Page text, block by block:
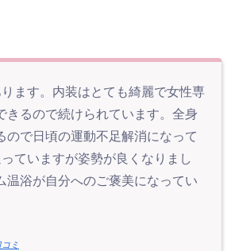
ます。内装はとても綺麗で女性専
きるので続けられています。全身
ので日頃の運動不足解消になって
ていますが姿勢が良くなりまし
温浴が自分へのご褒美になってい
ミ